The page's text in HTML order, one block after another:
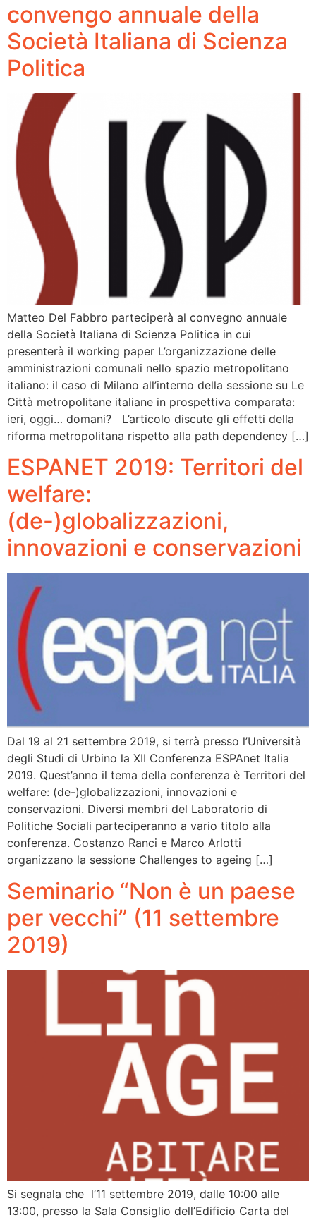
convengo annuale della
Società Italiana di Scienza
Politica
Matteo Del Fabbro parteciperà al convegno annuale
della Società Italiana di Scienza Politica in cui
presenterà il working paper L’organizzazione delle
amministrazioni comunali nello spazio metropolitano
italiano: il caso di Milano all’interno della sessione su Le
Città metropolitane italiane in prospettiva comparata:
ieri, oggi… domani? L’articolo discute gli effetti della
riforma metropolitana rispetto alla path dependency […]
ESPANET 2019: Territori del
welfare:
(de-)globalizzazioni,
innovazioni e conservazioni
Dal 19 al 21 settembre 2019, si terrà presso l’Università
degli Studi di Urbino la XII Conferenza ESPAnet Italia
2019. Quest’anno il tema della conferenza è Territori del
welfare: (de-)globalizzazioni, innovazioni e
conservazioni. Diversi membri del Laboratorio di
Politiche Sociali parteciperanno a vario titolo alla
conferenza. Costanzo Ranci e Marco Arlotti
organizzano la sessione Challenges to ageing […]
Seminario “Non è un paese
per vecchi” (11 settembre
2019)
Si segnala che l’11 settembre 2019, dalle 10:00 alle
13:00, presso la Sala Consiglio dell’Edificio Carta del